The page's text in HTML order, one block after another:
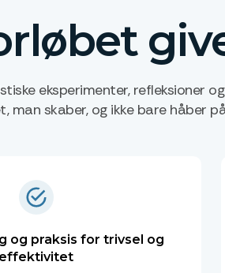
eksperimenter, refleksioner
man skaber, og ikke bare håber
og praksis for trivsel og
effektivitet